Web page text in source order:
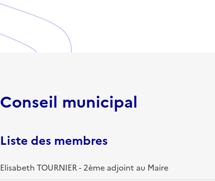
Conseil municipal
Liste des membres
Elisabeth TOURNIER - 2ème adjoint au Maire